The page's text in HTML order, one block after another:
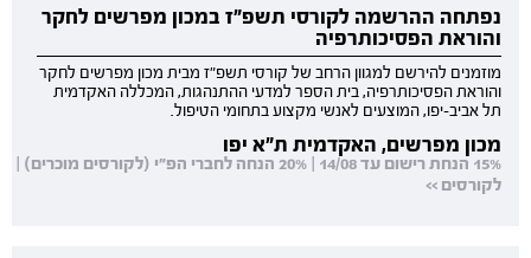
נפתחה ההרשמה לקורסי תשפ"ז במכון מפרשים לחקר
והוראת הפסיכותרפיה
מוזמנים להירשם למגוון הרחב של קורסי תשפ"ז מבית מכון מפרשים לחקר
והוראת הפסיכותרפיה, בית הספר למדעי ההתנהגות, המכללה האקדמית
תל אביב-יפו, המוצעים לאנשי מקצוע בתחומי הטיפול.
מכון מפרשים, האקדמית ת"א יפו
15% הנחת רישום עד 14/08 | 20% הנחה לחברי הפ"י (לקורסים מוכרים) |
לקורסים >>